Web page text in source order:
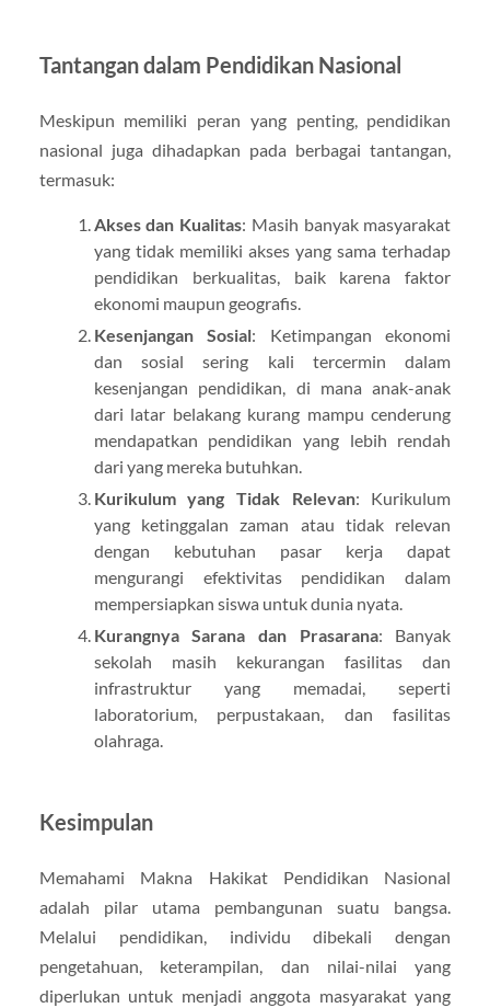
Tantangan dalam Pendidikan Nasional
Meskipun memiliki peran yang penting, pendidikan
nasional juga dihadapkan pada berbagai tantangan,
termasuk:
Akses dan Kualitas: Masih banyak masyarakat
yang tidak memiliki akses yang sama terhadap
pendidikan berkualitas, baik karena faktor
ekonomi maupun geografis.
Kesenjangan Sosial: Ketimpangan ekonomi
dan sosial sering kali tercermin dalam
kesenjangan pendidikan, di mana anak-anak
dari latar belakang kurang mampu cenderung
mendapatkan pendidikan yang lebih rendah
dari yang mereka butuhkan.
Kurikulum yang Tidak Relevan: Kurikulum
yang ketinggalan zaman atau tidak relevan
dengan kebutuhan pasar kerja dapat
mengurangi efektivitas pendidikan dalam
mempersiapkan siswa untuk dunia nyata.
Kurangnya Sarana dan Prasarana: Banyak
sekolah masih kekurangan fasilitas dan
infrastruktur yang memadai, seperti
laboratorium, perpustakaan, dan fasilitas
olahraga.
Kesimpulan
Memahami Makna Hakikat Pendidikan Nasional
adalah pilar utama pembangunan suatu bangsa.
Melalui pendidikan, individu dibekali dengan
pengetahuan, keterampilan, dan nilai-nilai yang
diperlukan untuk menjadi anggota masyarakat yang